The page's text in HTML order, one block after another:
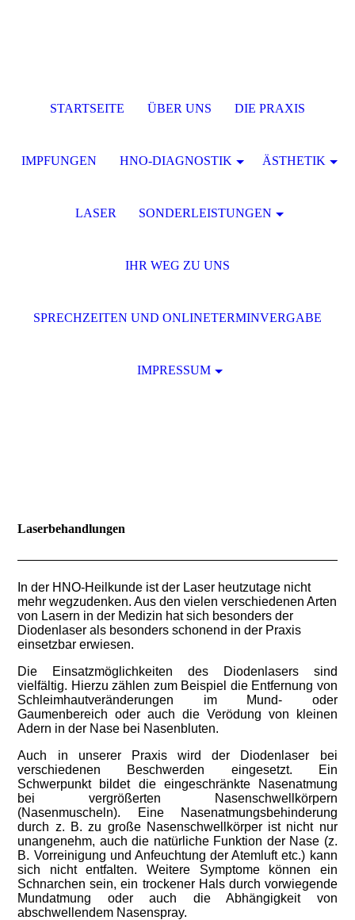
Laserbehandlungen
In der HNO-Heilkunde ist der Laser heutzutage nicht
mehr wegzudenken. Aus den vielen verschiedenen Arten
von Lasern in der Medizin hat sich besonders der
Diodenlaser als besonders schonend in der Praxis
einsetzbar erwiesen.
Die Einsatzmöglichkeiten des Diodenlasers sind
vielfältig. Hierzu zählen zum Beispiel die Entfernung von
Schleimhautveränderungen im Mund- oder
Gaumenbereich oder auch die Verödung von kleinen
Adern in der Nase bei Nasenbluten.
Auch in unserer Praxis wird der Diodenlaser bei
verschiedenen Beschwerden eingesetzt. Ein
Schwerpunkt bildet die eingeschränkte Nasenatmung
bei vergrößerten Nasenschwellkörpern
(Nasenmuscheln).
Eine Nasenatmungsbehinderung
durch z. B. zu große Nasenschwellkörper ist nicht nur
unangenehm, auch die natürliche Funktion der Nase (z.
B. Vorreinigung und Anfeuchtung der Atemluft etc.) kann
sich nicht entfalten. Weitere Symptome können ein
Schnarchen sein, ein trockener Hals durch vorwiegende
Mundatmung oder auch die Abhängigkeit von
abschwellendem Nasenspray.
STARTSEITE ÜBER UNS DIE PRAXIS
IMPFUNGEN HNO-DIAGNOSTIK ÄSTHETIK
LASER SONDERLEISTUNGEN
IHR WEG ZU UNS
SPRECHZEITEN UND ONLINETERMINVERGABE
IMPRESSUM